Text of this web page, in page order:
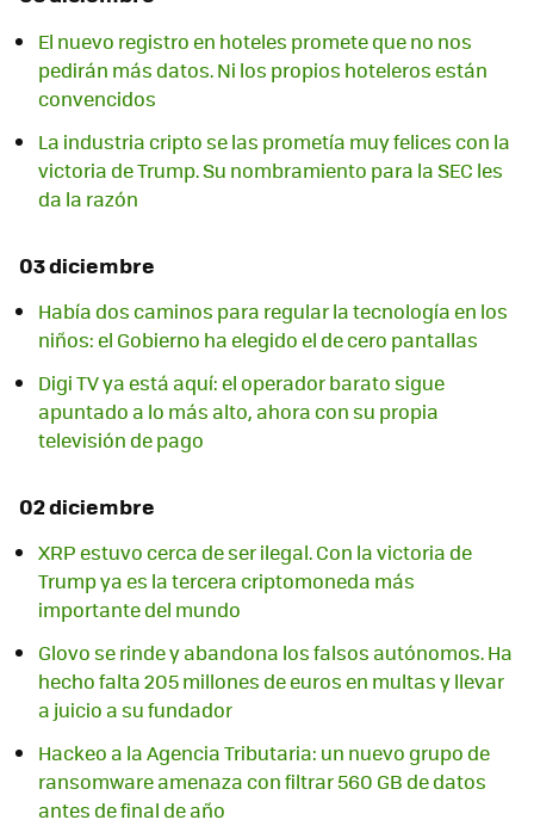
El nuevo registro en hoteles promete que no nos
pedirán más datos. Ni los propios hoteleros están
convencidos
La industria cripto se las prometía muy felices con la
victoria de Trump. Su nombramiento para la SEC les
da la razón
03 diciembre
Había dos caminos para regular la tecnología en los
niños: el Gobierno ha elegido el de cero pantallas
Digi TV ya está aquí: el operador barato sigue
apuntado a lo más alto, ahora con su propia
televisión de pago
02 diciembre
XRP estuvo cerca de ser ilegal. Con la victoria de
Trump ya es la tercera criptomoneda más
importante del mundo
Glovo se rinde y abandona los falsos autónomos. Ha
hecho falta 205 millones de euros en multas y llevar
a juicio a su fundador
Hackeo a la Agencia Tributaria: un nuevo grupo de
ransomware amenaza con filtrar 560 GB de datos
antes de final de año